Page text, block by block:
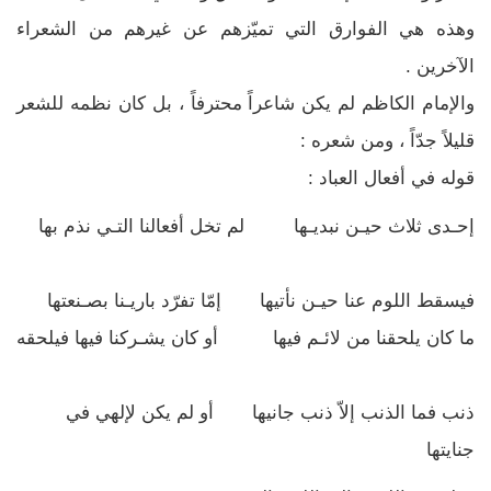
وهذه هي الفوارق التي تميّزهم عن غيرهم من الشعراء
الآخرين .
والإمام الكاظم لم يكن شاعراً محترفاً ، بل كان نظمه للشعر
قليلاً جدّاً ، ومن شعره :
قوله في أفعال العباد :
إحـدى ثلاث حيـن نبديـها لم تخل أفعالنا التـي نذم بها
فيسقط اللوم عنا حيـن نأتيها إمّا تفرّد باريـنا بصـنعتها
ما كان يلحقنا من لائـم فيها أو كان يشـركنا فيها فيلحقه
ذنب فما الذنب إلاّ ذنب جانيها أو لم يكن لإلهي في
جنايتها